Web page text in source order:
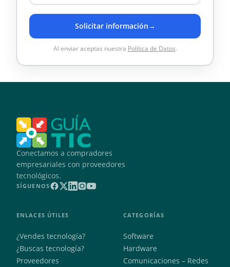
Solicitar información→
Al enviar aceptas nuestra Política de Datos.
Conectamos a compradores
empresariales con proveedores
tecnológicos.
SÍGUENOS
ENLACES ÚTILES
¿Vendes tecnología?
¿Buscas tecnología?
Proveedores
CATEGORÍAS
Software
Hardware
Comunicaciones – Redes